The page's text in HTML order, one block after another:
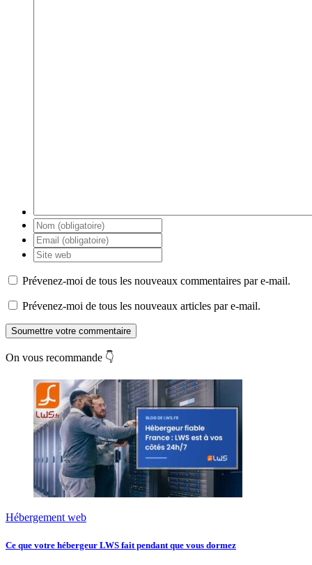
Prévenez-moi de tous les nouveaux commentaires par e-mail.
Prévenez-moi de tous les nouveaux articles par e-mail.
Soumettre votre commentaire
On vous recommande 👇
Hébergement web
Ce que votre hébergeur LWS fait pendant que vous dormez